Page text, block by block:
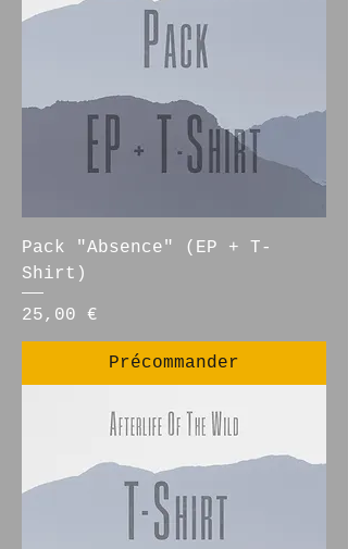
Pack "Absence" (EP + T-
Shirt)
Prix
25,00 €
Précommander